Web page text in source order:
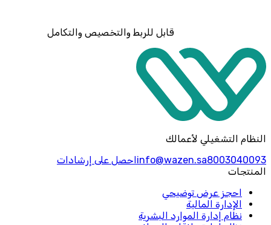
قابل للربط والتخصيص والتكامل
النظام التشغيلي لأعمالك
8003040093
info@wazen.sa احصل على إرشادات
المنتجات
احجز عرض توضيحي
الإدارة المالية
نظام إدارة الموارد البشرية